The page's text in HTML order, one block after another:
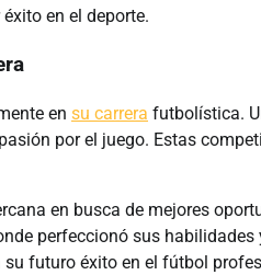
en el deporte.
en su carrera futbolística.
por el juego. Estas
en busca de mejores
perfeccionó sus habilidades
futuro éxito en el fútbol